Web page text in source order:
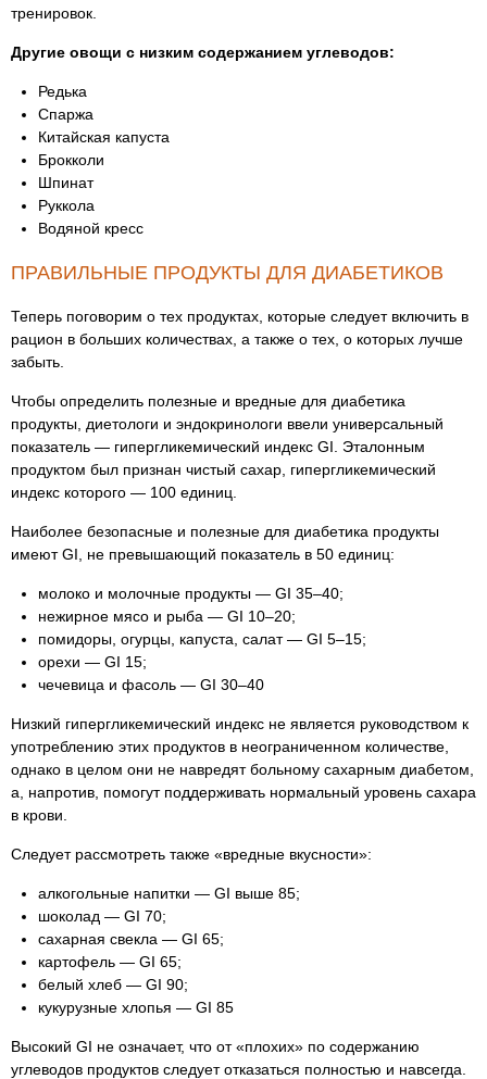
тренировок.
Другие овощи с низким содержанием углеводов:
Редька
Спаржа
Китайская капуста
Брокколи
Шпинат
Руккола
Водяной кресс
ПРАВИЛЬНЫЕ ПРОДУКТЫ ДЛЯ ДИАБЕТИКОВ
Теперь поговорим о тех продуктах, которые следует включить в
рацион в больших количествах, а также о тех, о которых лучше
забыть.
Чтобы определить полезные и вредные для диабетика
продукты, диетологи и эндокринологи ввели универсальный
показатель — гипергликемический индекс GI. Эталонным
продуктом был признан чистый сахар, гипергликемический
индекс которого — 100 единиц.
Наиболее безопасные и полезные для диабетика продукты
имеют GI, не превышающий показатель в 50 единиц:
молоко и молочные продукты — GI 35–40;
нежирное мясо и рыба — GI 10–20;
помидоры, огурцы, капуста, салат — GI 5–15;
орехи — GI 15;
чечевица и фасоль — GI 30–40
Низкий гипергликемический индекс не является руководством к
употреблению этих продуктов в неограниченном количестве,
однако в целом они не навредят больному сахарным диабетом,
а, напротив, помогут поддерживать нормальный уровень сахара
в крови.
Следует рассмотреть также «вредные вкусности»:
алкогольные напитки — GI выше 85;
шоколад — GI 70;
сахарная свекла — GI 65;
картофель — GI 65;
белый хлеб — GI 90;
кукурузные хлопья — GI 85
Высокий GI не означает, что от «плохих» по содержанию
углеводов продуктов следует отказаться полностью и навсегда.